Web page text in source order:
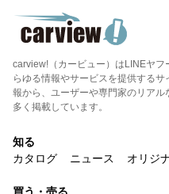
carview!（カービュー）はLINEヤ
らゆる情報やサービスを提供する
報から、ユーザーや専門家のリア
多く掲載しています。
知る
カタログ
ニュース オリジ